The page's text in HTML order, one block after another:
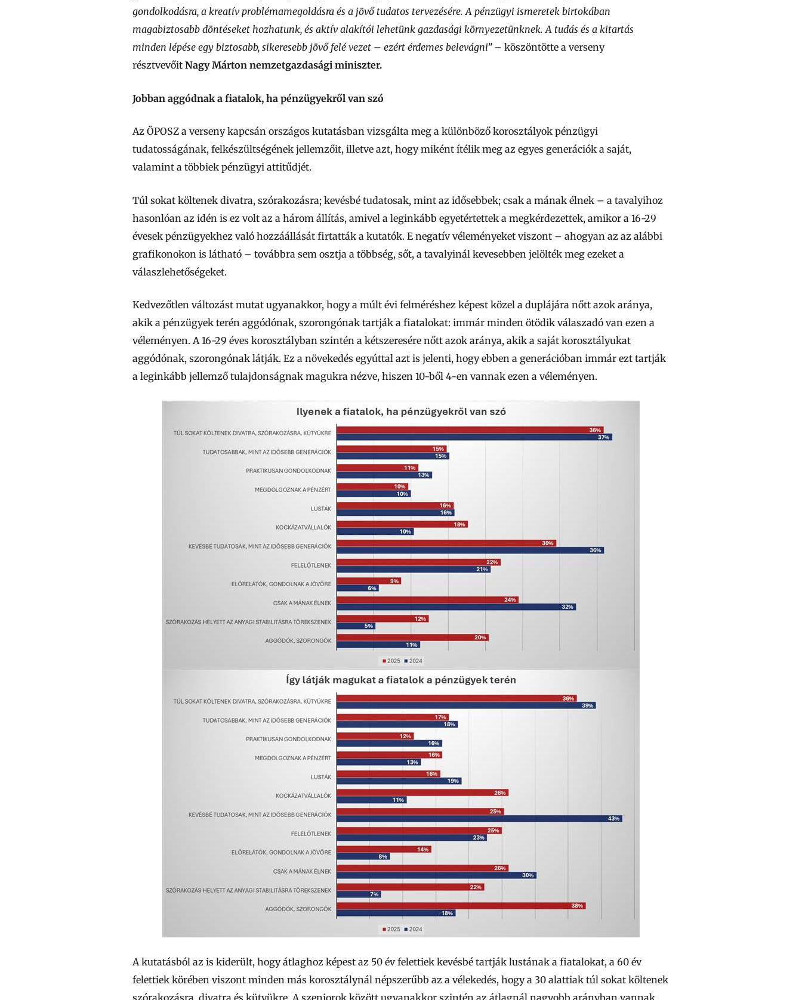
gondolkodásra, a kreatív problémamegoldásra és a jövő tudatos tervezésére. A pénzügyi ismeretek birtokában
magabiztosabb döntéseket hozhatunk, és aktív alakítói lehetünk gazdasági környezetünknek. A tudás és a kitartás
minden lépése egy biztosabb, sikeresebb jövő felé vezet – ezért érdemes belevágni” – köszöntötte a verseny
résztvevőit Nagy Márton nemzetgazdasági miniszter.
Jobban aggódnak a fiatalok, ha pénzügyekről van szó
Az ÖPOSZ a verseny kapcsán országos kutatásban vizsgálta meg a különböző korosztályok pénzügyi
tudatosságának, felkészültségének jellemzőit, illetve azt, hogy miként ítélik meg az egyes generációk a saját,
valamint a többiek pénzügyi attitűdjét.
Túl sokat költenek divatra, szórakozásra; kevésbé tudatosak, mint az idősebbek; csak a mának élnek – a tavalyihoz
hasonlóan az idén is ez volt az a három állítás, amivel a leginkább egyetértettek a megkérdezettek, amikor a 16-29
évesek pénzügyekhez való hozzáállását firtatták a kutatók. E negatív véleményeket viszont – ahogyan az az alábbi
grafikonokon is látható – továbbra sem osztja a többség, sőt, a tavalyinál kevesebben jelölték meg ezeket a
válaszlehetőségeket.
Kedvezőtlen változást mutat ugyanakkor, hogy a múlt évi felméréshez képest közel a duplájára nőtt azok aránya,
akik a pénzügyek terén aggódónak, szorongónak tartják a fiatalokat: immár minden ötödik válaszadó van ezen a
véleményen. A 16-29 éves korosztályban szintén a kétszeresére nőtt azok aránya, akik a saját korosztályukat
aggódónak, szorongónak látják. Ez a növekedés egyúttal azt is jelenti, hogy ebben a generációban immár ezt tartják
a leginkább jellemző tulajdonságnak magukra nézve, hiszen 10-ből 4-en vannak ezen a véleményen.
A kutatásból az is kiderült, hogy átlaghoz képest az 50 év felettiek kevésbé tartják lustának a fiatalokat, a 60 év
felettiek körében viszont minden más korosztálynál népszerűbb az a vélekedés, hogy a 30 alattiak túl sokat költenek
szórakozásra, divatra és kütyükre. A szeniorok között ugyanakkor szintén az átlagnál nagyobb arányban vannak